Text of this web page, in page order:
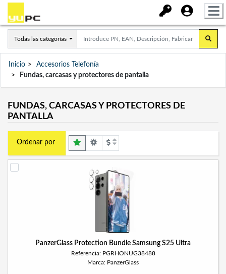
Todas las categorías
Inicio
Accesorios Telefonía
Fundas, carcasas y protectores de pantalla
FUNDAS, CARCASAS Y PROTECTORES DE
PANTALLA
Ordenar por
PanzerGlass Protection Bundle Samsung S25 Ultra
Referencia: PGRHONUG38488
Marca: PanzerGlass